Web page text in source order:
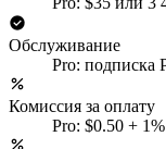
Обслуживание
Pro: подписка
Комиссия за оплату
Pro: $0.50 + 1%